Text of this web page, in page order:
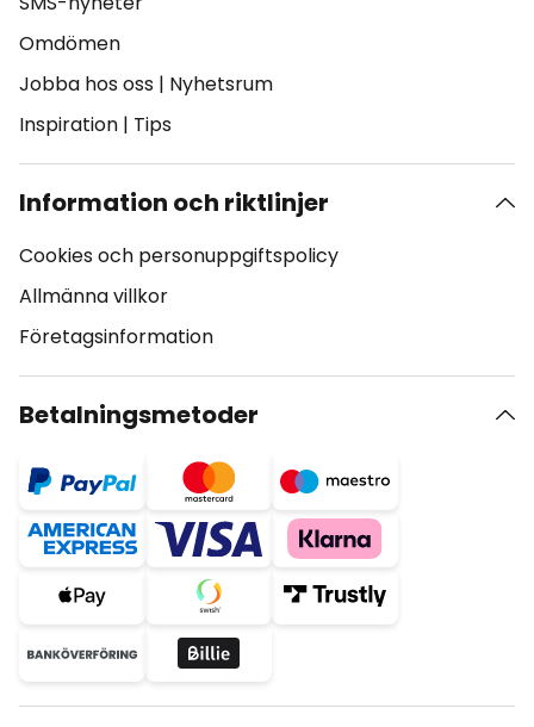
Omdömen
Jobba hos oss | Nyhetsrum
Inspiration | Tips
Information och riktlinjer
Cookies och personuppgiftspolicy
Allmänna villkor
Företagsinformation
Betalningsmetoder